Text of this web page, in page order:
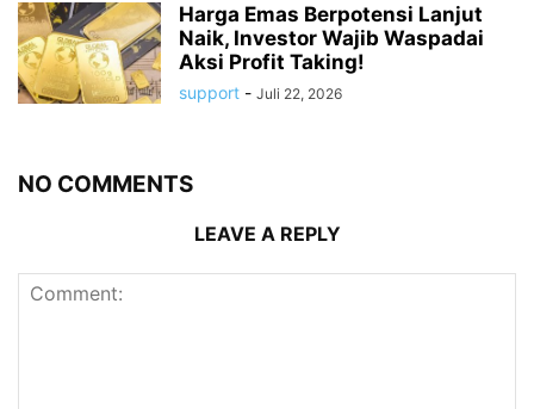
Harga Emas Berpotensi Lanjut
Naik, Investor Wajib Waspadai
Aksi Profit Taking!
support - Juli 22, 2026
NO COMMENTS
LEAVE A REPLY